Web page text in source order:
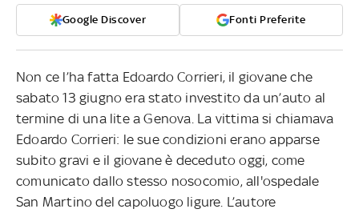
Google Discover Fonti Preferite
Non ce l’ha fatta Edoardo Corrieri, il giovane che
sabato 13 giugno era stato investito da un’auto al
termine di una lite a Genova. La vittima si chiamava
Edoardo Corrieri: le sue condizioni erano apparse
subito gravi e il giovane è deceduto oggi, come
comunicato dallo stesso nosocomio, all'ospedale
San Martino del capoluogo ligure. L’autore